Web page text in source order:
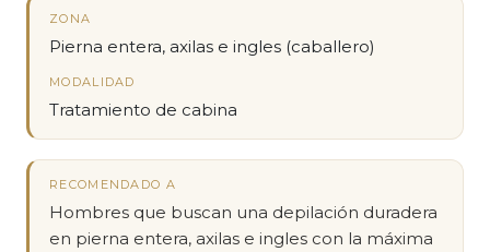
ZONA
Pierna entera, axilas e ingles (caballero)
MODALIDAD
Tratamiento de cabina
RECOMENDADO A
Hombres que buscan una depilación duradera
en pierna entera, axilas e ingles con la máxima